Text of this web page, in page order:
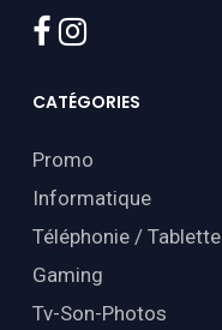
facebook
instagram
CATÉGORIES
Promo
Informatique
Téléphonie / Tablette
Gaming
Tv-Son-Photos